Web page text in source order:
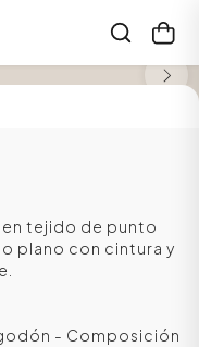
en tejido de punto
plano con cintura y
- Composición